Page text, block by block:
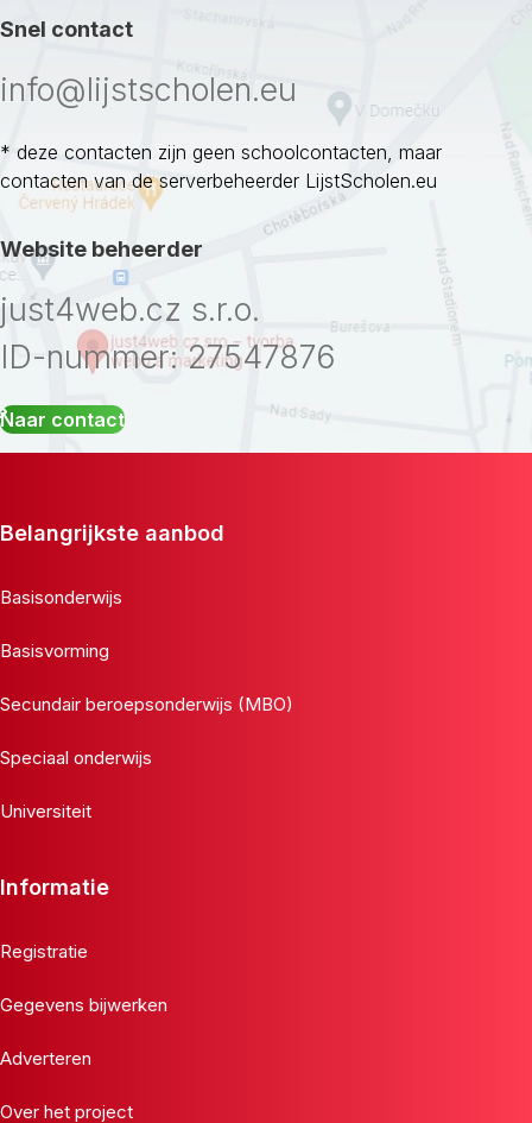
Snel contact
info@lijstscholen.eu
* deze contacten zijn geen schoolcontacten, maar
contacten van de serverbeheerder LijstScholen.eu
Website beheerder
just4web.cz s.r.o.
ID-nummer: 27547876
Naar contact
Belangrijkste aanbod
Basisonderwijs
Basisvorming
Secundair beroepsonderwijs (MBO)
Speciaal onderwijs
Universiteit
Informatie
Registratie
Gegevens bijwerken
Adverteren
Over het project